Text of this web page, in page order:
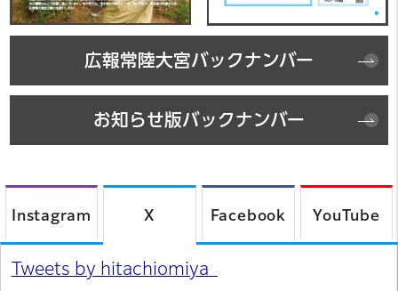
広報常陸大宮バックナンバー
お知らせ版バックナンバー
Instagram X Facebook YouTube
Tweets by hitachiomiya_